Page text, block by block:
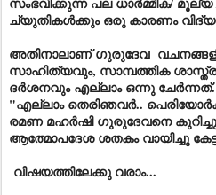
ച്യുതികൾക്കും ഒരു കാരണം
അതിനാലാണ് ഗുരുദേവ
സാഹിത്യവും, സാമ്പത്തിക
ദർശനവും എല്ലാം ഒന്നു
"എല്ലാം തെരിഞവർ..
രമണ മഹർഷി ഗുരുദേവനെ
ആത്മോപദേശ ശതകം വായിച്ചു
വിഷയത്തിലേക്കു വരാം...